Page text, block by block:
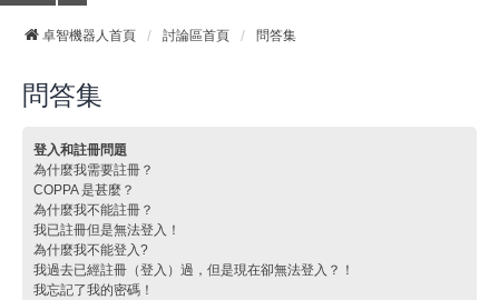
卓智機器人首頁 討論區首頁 問答集
問答集
登入和註冊問題
為什麼我需要註冊？
COPPA 是甚麼？
為什麼我不能註冊？
我已註冊但是無法登入！
為什麼我不能登入?
我過去已經註冊（登入）過，但是現在卻無法登入？！
我忘記了我的密碼！